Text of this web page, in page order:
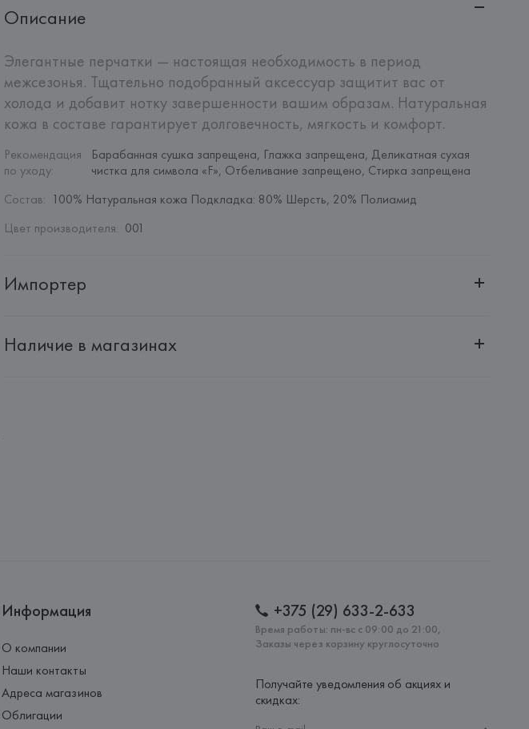
Описание
Элегантные перчатки — настоящая необходимость в период
межсезонья. Тщательно подобранный аксессуар защитит вас от
холода и добавит нотку завершенности вашим образам. Натуральная
кожа в составе гарантирует долговечность, мягкость и комфорт.
Рекомендация
по уходу:
Барабанная сушка запрещена, Глажка запрещена, Деликатная сухая
чистка для символа «F», Отбеливание запрещено, Стирка запрещена
Состав: 100% Натуральная кожа Подкладка: 80% Шерсть, 20% Полиамид
Цвет производителя: 001
Импортер
Адрес: Республика Беларусь, 220051, г. Минск, ул. Рафиева, д. 64, помещение 2-27
Наличие в магазинах
Информация
О компании
Наши контакты
Адреса магазинов
Облигации
+375 (29) 633-2-633
Время работы: пн-вс с 09:00 до 21:00,
Заказы через корзину круглосуточно
Получайте уведомления об акциях и
скидках: